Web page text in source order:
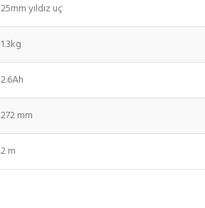
25mm yıldız uç
1.3kg
2.6Ah
272 mm
2 m